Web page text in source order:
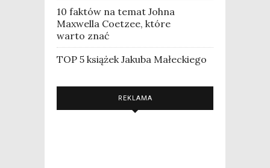
10 faktów na temat Johna
Maxwella Coetzee, które
warto znać
TOP 5 książek Jakuba Małeckiego
REKLAMA